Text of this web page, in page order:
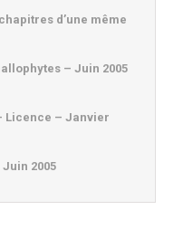
d’une même
– Juin 2005
Licence – Janvier
2005